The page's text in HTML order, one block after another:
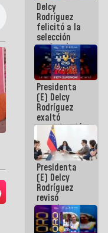
Delcy
Rodríguez
felicitó a la
selección
nacional
masculina
de voleibol
campeona
de la Copa
Panamericana
Sub-17
Presidenta
(E) Delcy
Rodríguez
exaltó
participación
de
Venezuela
en Juegos
Centroamericanos
y del Caribe
2026
Presidenta
(E) Delcy
Rodríguez
revisó
agenda
económica y
ejecución de